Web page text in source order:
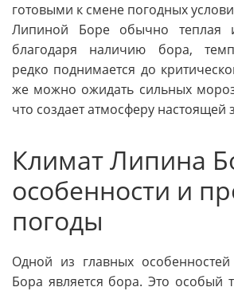
готовыми к смене погодных
Липиной Боре обычно теплая
благодаря наличию бора,
редко поднимается до
же можно ожидать сильных
что создает атмосферу настоящей
Климат Липина
особенности и
погоды
Одной из главных
Бора является бора. Это особый